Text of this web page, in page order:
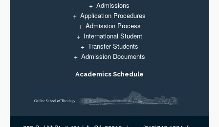
Admissions
Application Procedures
Admission Process
International Student
Transfer Students
Admission Documents
Academics Schedule